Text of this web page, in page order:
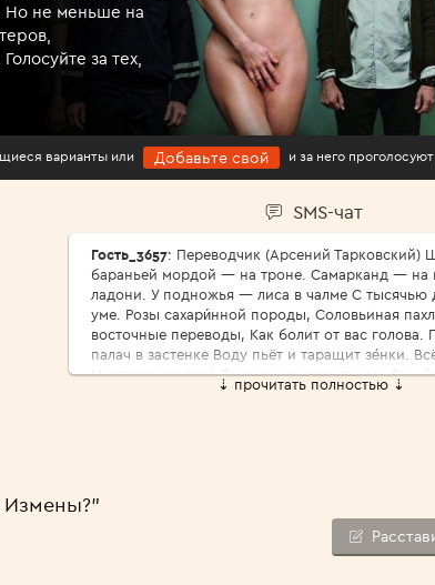
Но не меньше на
за тех,
варианты или Добавьте свой и за него
SMS-чат
Гость_3657: Переводчик (Арсений Тарковский)
бараньей мордой — на троне. Самарканд — на
ладони. У подножья — лиса в чалме С тысячью
уме. Розы сахари́нной породы, Соловьиная
восточные переводы, Как болит от вас голова.
палач в застенке Воду пьёт и таращит зе́нки.
Мертвеца в рядно́ Зашивают, пока темно. Спи
царь природы, Где твой меч и твои права? Ах,
переводы, Как болит от вас голова. Да
старуху-тоску? Ржа пустыни щепотью соды Ни
ни мертва́. Ах, восточные переводы, Как болит
⇣ прочитать полностью ⇣
Измены?"